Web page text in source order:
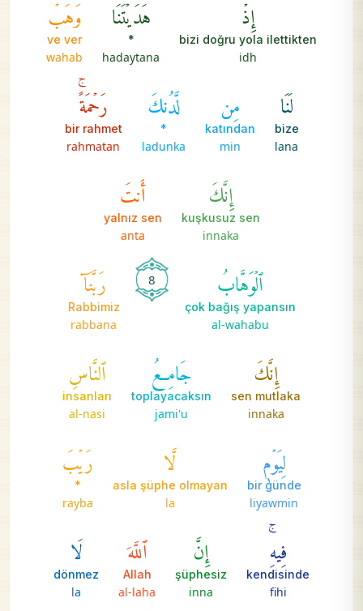
إِذۡ
bizi doğru yola ilettikten
idh
هَدَيۡتَنَا
*
hadaytana
وَهَبۡ
ve ver
wahab
لَنَا
bize
lana
مِن
katından
min
لَّدُنكَ
*
ladunka
رَحۡمَةًۚ
bir rahmet
rahmatan
إِنَّكَ
kuşkusuz sen
innaka
أَنتَ
yalnız sen
anta
ٱلۡوَهَّابُ
çok bağış yapansın
al-wahabu
8 رَبَّنَآ
Rabbimiz
rabbana
إِنَّكَ
sen mutlaka
innaka
جَامِعُ
toplayacaksın
jami'u
ٱلنَّاسِ
insanları
al-nasi
لِيَوۡمٖ
bir günde
liyawmin
لَّا
asla şüphe olmayan
la
رَيۡبَ
*
rayba
فِيهِۚ
kendisinde
fihi
إِنَّ
şüphesiz
inna
ٱللَّهَ
Allah
al-laha
لَا
dönmez
la